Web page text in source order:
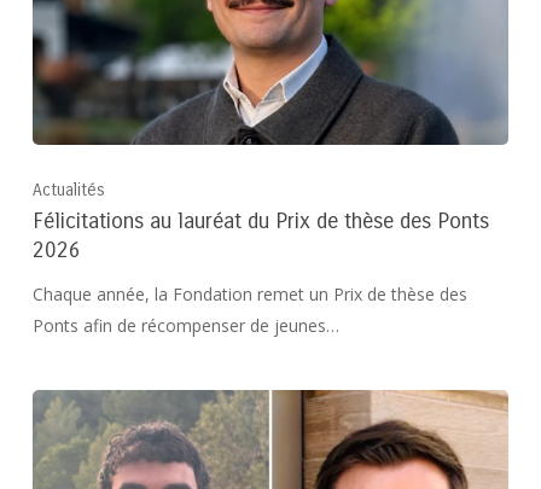
Actualités
Félicitations au lauréat du Prix de thèse des Ponts
2026
Chaque année, la Fondation remet un Prix de thèse des
Ponts afin de récompenser de jeunes…